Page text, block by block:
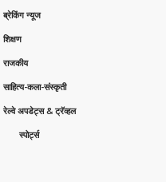
ब्रेकिंग न्यूज
शिक्षण
राजकीय
साहित्य-कला-संस्कृती
रेल्वे अपडेट्स & ट्रॅव्हल
स्पोर्ट्स